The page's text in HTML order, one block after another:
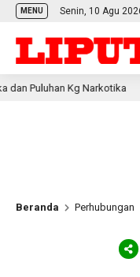
MENU Senin, 10 Agu
Kg Narkotika
Beranda Perhubungan